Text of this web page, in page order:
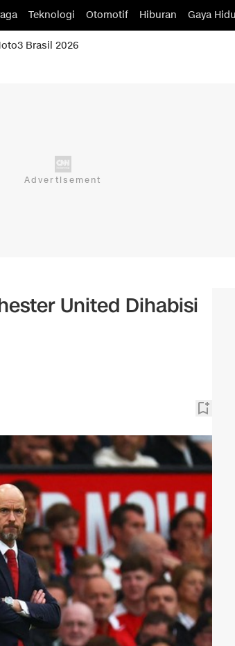
Teknologi Otomotif Hiburan Gaya
Brasil 2026
United Dihabisi